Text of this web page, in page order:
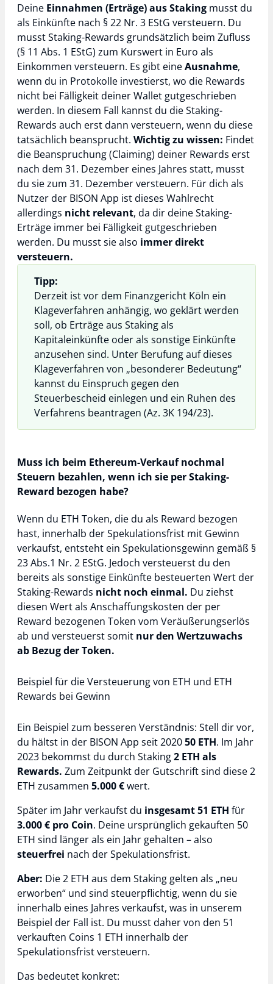
Deine Einnahmen (Erträge) aus Staking musst du
als Einkünfte nach § 22 Nr. 3 EStG versteuern. Du
musst Staking-Rewards grundsätzlich beim Zufluss
(§ 11 Abs. 1 EStG) zum Kurswert in Euro als
Einkommen versteuern. Es gibt eineAusnahme,
wenn du in Protokolle investierst, wo die Rewards
nicht bei Fälligkeit deiner Wallet gutgeschrieben
werden. In diesem Fall kannst du die Staking-
Rewards auch erst dann versteuern, wenn du diese
tatsächlich beansprucht. Wichtig zu wissen: Findet
die Beanspruchung (Claiming) deiner Rewards erst
nach dem 31. Dezember eines Jahres statt, musst
du sie zum 31. Dezember versteuern. Für dich als
Nutzer der BISON App ist dieses Wahlrecht
allerdings nicht relevant, da dir deine Staking-
Erträge immer bei Fälligkeit gutgeschrieben
werden. Du musst sie also immer direkt
versteuern.
Tipp:
Derzeit ist vor dem Finanzgericht Köln ein
Klageverfahren anhängig, wo geklärt werden
soll, ob Erträge aus Staking als
Kapitaleinkünfte oder als sonstige Einkünfte
anzusehen sind. Unter Berufung auf dieses
Klageverfahren von „besonderer Bedeutung“
kannst du Einspruch gegen den
Steuerbescheid einlegen und ein Ruhen des
Verfahrens beantragen (Az. 3K 194/23).
Muss ich beim Ethereum-Verkauf nochmal
Steuern bezahlen, wenn ich sie per Staking-
Reward bezogen habe?
Wenn du ETH Token, die du als Reward bezogen
hast, innerhalb der Spekulationsfrist mit Gewinn
verkaufst, entsteht ein Spekulationsgewinn gemäß §
23 Abs.1 Nr. 2 EStG. Jedoch versteuerst du den
bereits als sonstige Einkünfte besteuerten Wert der
Staking-Rewards nicht noch einmal. Du ziehst
diesen Wert als Anschaffungskosten der per
Reward bezogenen Token vom Veräußerungserlös
ab und versteuerst somit nur den Wertzuwachs
ab Bezug der Token.
Beispiel für die Versteuerung von ETH und ETH
Rewards bei Gewinn
Ein Beispiel zum besseren Verständnis: Stell dir vor,
du hältst in der BISON App seit 202050 ETH. Im Jahr
2023 bekommst du durch Staking2 ETH als
Rewards. Zum Zeitpunkt der Gutschrift sind diese 2
ETH zusammen 5.000 €wert.
Später im Jahr verkaufst du insgesamt 51 ETH für
3.000 € pro Coin. Deine ursprünglich gekauften 50
ETH sind länger als ein Jahr gehalten – also
steuerfrei nach der Spekulationsfrist.
Aber: Die 2 ETH aus dem Staking gelten als „neu
erworben“ und sind steuerpflichtig, wenn du sie
innerhalb eines Jahres verkaufst, was in unserem
Beispiel der Fall ist. Du musst daher von den 51
verkauften Coins 1 ETH innerhalb der
Spekulationsfrist versteuern.
Das bedeutet konkret: